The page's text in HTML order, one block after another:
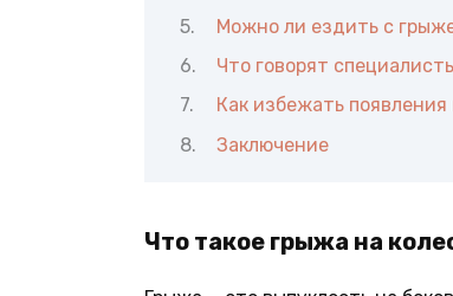
Можно ли ездить с
Что говорят
Как избежать
Заключение
Что такое грыжа на